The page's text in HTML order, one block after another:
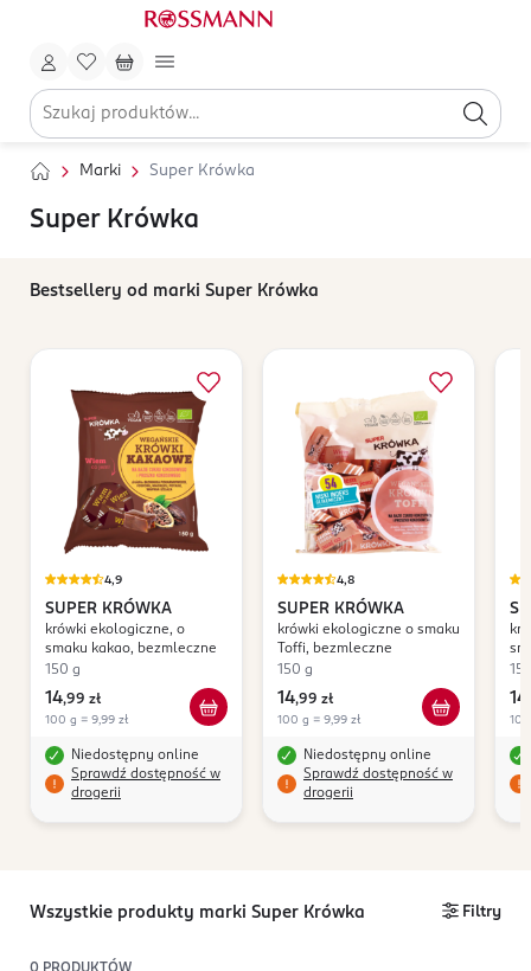
Marki Super Krówka
Super Krówka
Bestsellery od marki Super Krówka
4,9
SUPER KRÓWKA
krówki ekologiczne, o
smaku kakao, bezmleczne
150 g
14,99 zł
100 g = 9,99 zł
Niedostępny online
Sprawdź dostępność w
drogerii
4,8
SUPER KRÓWKA
krówki ekologiczne o smaku
Toffi, bezmleczne
150 g
14,99 zł
100 g = 9,99 zł
Niedostępny online
Sprawdź dostępność w
drogerii
14
Wszystkie produkty marki Super Krówka Filtry